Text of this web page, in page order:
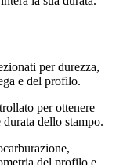
per durezza,
e del profilo.
per ottenere
dello stampo.